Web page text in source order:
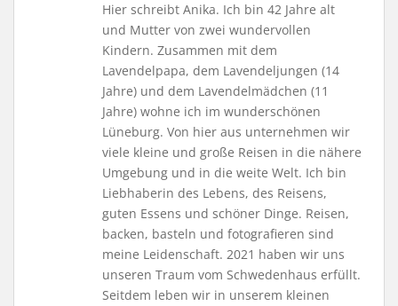
Hier schreibt Anika. Ich bin 42 Jahre alt
und Mutter von zwei wundervollen
Kindern. Zusammen mit dem
Lavendelpapa, dem Lavendeljungen (14
Jahre) und dem Lavendelmädchen (11
Jahre) wohne ich im wunderschönen
Lüneburg. Von hier aus unternehmen wir
viele kleine und große Reisen in die nähere
Umgebung und in die weite Welt. Ich bin
Liebhaberin des Lebens, des Reisens,
guten Essens und schöner Dinge. Reisen,
backen, basteln und fotografieren sind
meine Leidenschaft. 2021 haben wir uns
unseren Traum vom Schwedenhaus erfüllt.
Seitdem leben wir in unserem kleinen